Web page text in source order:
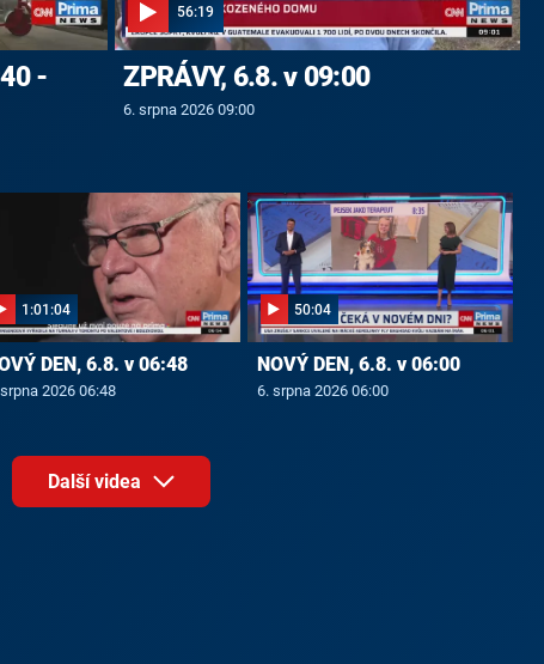
-
56:19
ZPRÁVY, 6.8. v 09:00
6. srpna 2026 09:00
1:01:04
DEN, 6.8. v 06:48
2026 06:48
50:04
NOVÝ DEN, 6.8. v 06:00
6. srpna 2026 06:00
Další videa